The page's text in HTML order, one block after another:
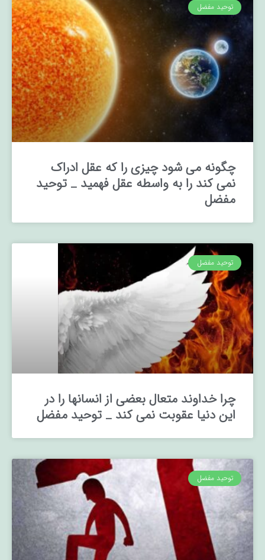
توحید مفضل
چگونه می شود چیزی را که عقل ادراک
نمی کند را به واسطه عقل فهمید _ توحید
مفضل
توحید مفضل
چرا خداوند متعال بعضی از انسانها را در
این دنیا عقوبت نمی کند _ توحید مفضل
توحید مفضل